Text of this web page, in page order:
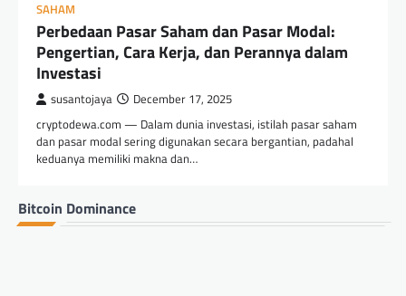
SAHAM
Perbedaan Pasar Saham dan Pasar Modal:
Pengertian, Cara Kerja, dan Perannya dalam
Investasi
susantojaya December 17, 2025
cryptodewa.com — Dalam dunia investasi, istilah pasar saham
dan pasar modal sering digunakan secara bergantian, padahal
keduanya memiliki makna dan…
Bitcoin Dominance